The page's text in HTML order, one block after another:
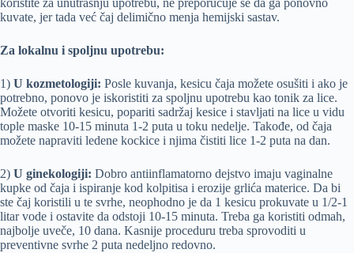
koristite za unutrašnju upotrebu, ne preporučuje se da ga ponovno
kuvate, jer tada već čaj delimično menja hemijski sastav.
Za lokalnu i spoljnu upotrebu:
1) U kozmetologiji: Posle kuvanja, kesicu čaja možete osušiti i ako je
potrebno, ponovo je iskoristiti za spoljnu upotrebu kao tonik za lice.
Možete otvoriti kesicu, popariti sadržaj kesice i stavljati na lice u vidu
tople maske 10-15 minuta 1-2 puta u toku nedelje. Takođe, od čaja
možete napraviti ledene kockice i njima čistiti lice 1-2 puta na dan.
2) U ginekologiji: Dobro antiinflamatorno dejstvo imaju vaginalne
kupke od čaja i ispiranje kod kolpitisa i erozije grlića materice. Da bi
ste čaj koristili u te svrhe, neophodno je da 1 kesicu prokuvate u 1/2-1
litar vode i ostavite da odstoji 10-15 minuta. Treba ga koristiti odmah,
najbolje uveče, 10 dana. Kasnije proceduru treba sprovoditi u
preventivne svrhe 2 puta nedeljno redovno.